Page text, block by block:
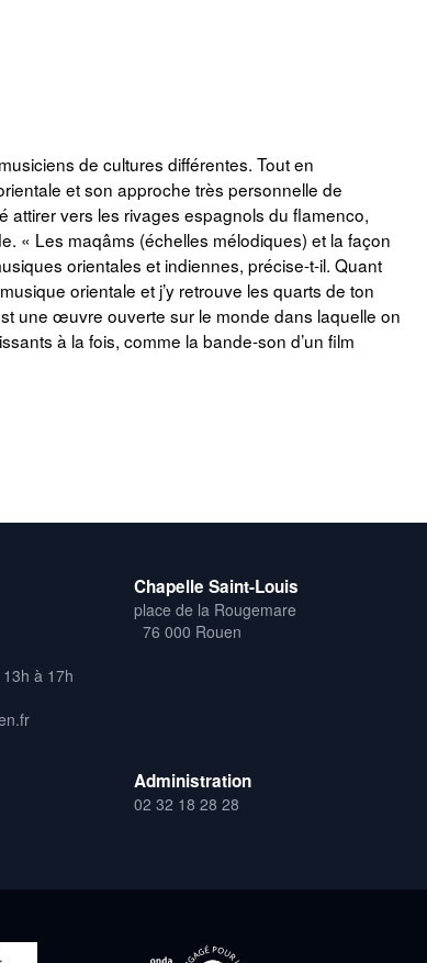
de cultures différentes. Tout en
et son approche très personnelle de
attirer vers les rivages espagnols du flamenco,
« Les maqâms (échelles mélodiques) et la façon
orientales et indiennes, précise-t-il. Quant
orientale et j’y retrouve les quarts de ton
une œuvre ouverte sur le monde dans laquelle on
à la fois, comme la bande-son d’un film
à 17h
Chapelle Saint-Louis
place de la Rougemare
76 000 Rouen
Administration
02 32 18 28 28